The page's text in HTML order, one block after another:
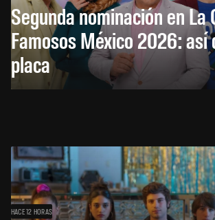
Segunda nominación en La
Famosos México 2026: así
placa
HACE 12 HORAS